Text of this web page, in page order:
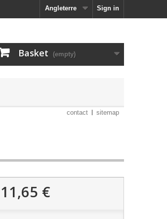
Sign in
Angleterre
Basket (empty)
contact sitemap
11,65 €